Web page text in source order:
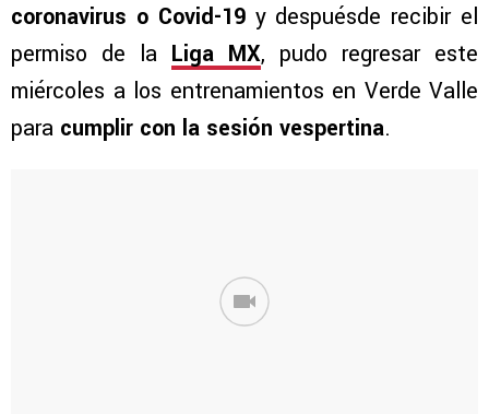
coronavirus o Covid-19y despuésde recibir el
permiso de la Liga MX, pudo regresar este
miércoles a los entrenamientos en Verde Valle
para cumplir con la sesión vespertina.